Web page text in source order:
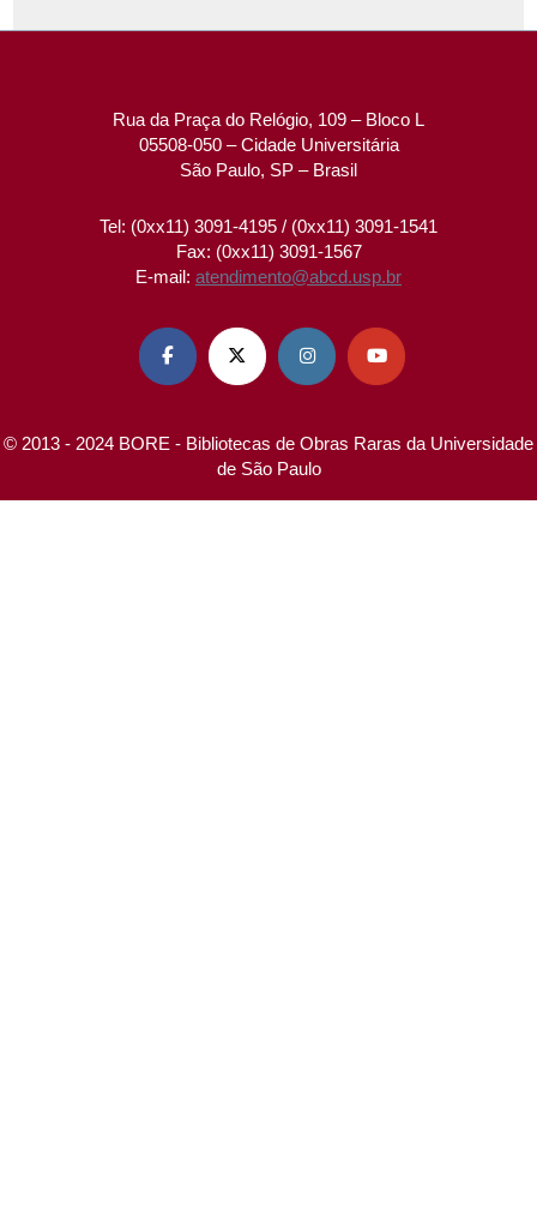
Rua da Praça do Relógio, 109 – Bloco L
05508-050 – Cidade Universitária
São Paulo, SP – Brasil
Tel: (0xx11) 3091-4195 / (0xx11) 3091-1541
Fax: (0xx11) 3091-1567
E-mail: atendimento@abcd.usp.br
   
© 2013 - 2024 BORE - Bibliotecas de Obras Raras da Universidade
de São Paulo